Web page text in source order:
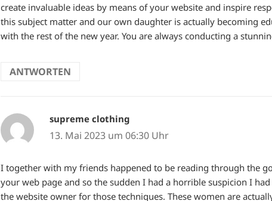
create invaluable ideas by means of your website and inspire
this subject matter and our own daughter is actually becoming
with the rest of the new year. You are always conducting a
ANTWORTEN
supreme clothing
13. Mai 2023 um 06:30 Uhr
I together with my friends happened to be reading through the
your web page and so the sudden I had a horrible suspicion I
the website owner for those techniques. These women are